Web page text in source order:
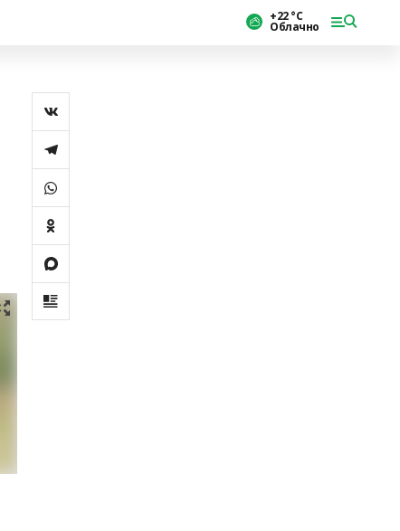
+22 °С
Облачно